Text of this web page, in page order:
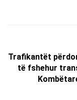
Trafikantët
të fshehur